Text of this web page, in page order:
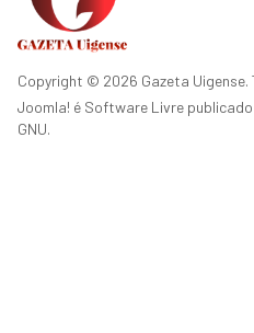
Copyright © 2026 Gazeta
Joomla! é Software Livre
GNU.